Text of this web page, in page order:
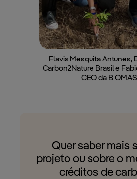
Flavia Mesquita Antunes,
Carbon2Nature Brasil e
CEO da
Quer saber mais
projeto ou sobre o
créditos de